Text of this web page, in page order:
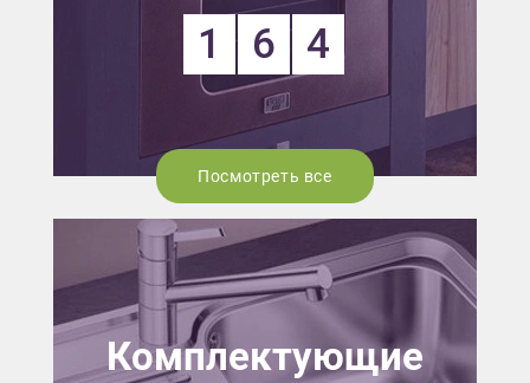
1 6 4
Посмотреть все
Комплектующие